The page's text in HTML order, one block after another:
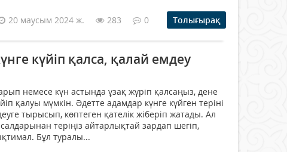
20 маусым 2024 ж. 283 0 Толығырақ
күйіп қалса, қалай емдеу
немесе күн астында ұзақ жүріп қалсаңыз, дене
қалуы мүмкін. Әдетте адамдар күнге күйген теріні
тырысып, көптеген қателік жіберіп жатады. Ал
теріңіз айтарлықтай зардап шегіп,
Бұл туралы...